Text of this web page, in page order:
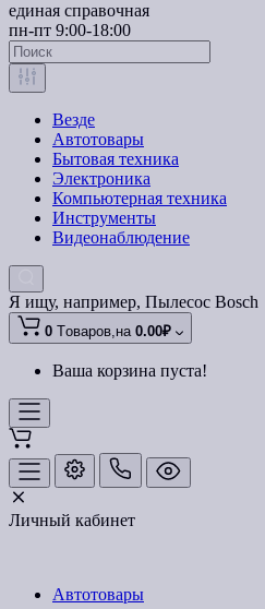
единая справочная
пн-пт 9:00-18:00
Везде
Автотовары
Бытовая техника
Электроника
Компьютерная техника
Инструменты
Видеонаблюдение
Я ищу, например, Пылесос Bosch
0 Tоваров,на 0.00₽
Ваша корзина пуста!
Личный кабинет
Автотовары